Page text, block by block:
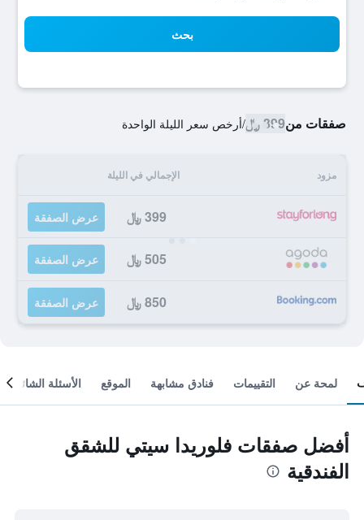
بحث
صفقات من399 ﷼ /أرخص سعر الليلة الواحدة
مزود الإجمالي في الليلة
399 ﷼ عرض الصفقة
505 ﷼ عرض الصفقة
850 ﷼ عرض الصفقة
لمحة عن التقييمات فنادق مشابهة الموقع الأسئلة الشائعة
أفضل صفقات فلوريدا سيتي للشقق
الفندقية